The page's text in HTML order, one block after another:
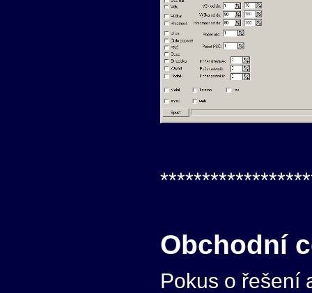
Obchodní
Pokus o řešení